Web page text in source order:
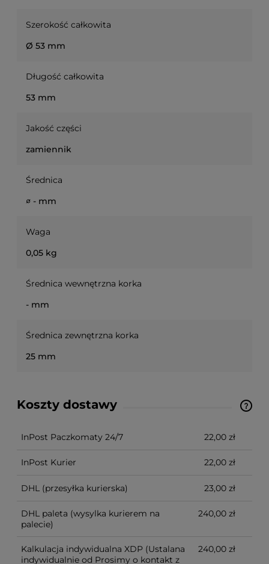
Szerokość całkowita
Ø 53 mm
Długość całkowita
53 mm
Jakość części
zamiennik
Średnica
∅ - mm
Waga
0,05 kg
Średnica wewnętrzna korka
- mm
Średnica zewnętrzna korka
25 mm
Koszty dostawy
Ze względu na niestandardowe wymiary produktu,
Możliwy również odbiór osobisty.
InPost Paczkomaty 24/7 22,00 zł
InPost Kurier 22,00 zł
DHL (przesyłka kurierska) 23,00 zł
DHL paleta (wysylka kurierem na
palecie)
240,00 zł
Kalkulacja indywidualna XDP (Ustalana
indywidualnie od Prosimy o kontakt z
240,00 zł